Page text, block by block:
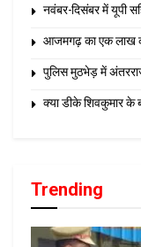
नवंबर-दिसंबर में यूपी
आजमगढ़ का एक लाख
पुलिस मुठभेड़ में
क्या डीके शिवकुमार के
Trending